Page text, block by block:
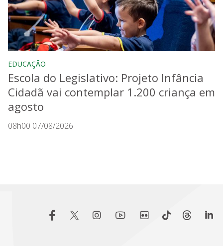
EDUCAÇÃO
Escola do Legislativo: Projeto Infância
Cidadã vai contemplar 1.200 criança em
agosto
08h00 07/08/2026